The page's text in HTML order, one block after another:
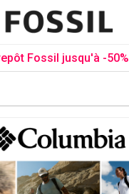
Fossil jusqu'à -50%